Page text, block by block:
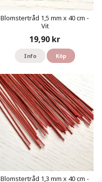
Blomstertråd 1,5 mm x 40 cm -
Vit
19,90 kr
Info Köp
Blomstertråd 1,3 mm x 40 cm -